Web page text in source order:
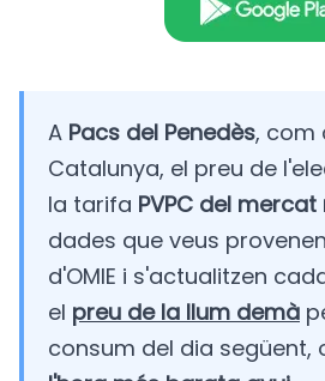
A Pacs del Penedès, com
Catalunya, el preu de
la tarifa PVPC del
dades que veus
d'OMIE i s'actualitzen
el preu de la llum demà
consum del dia següent,